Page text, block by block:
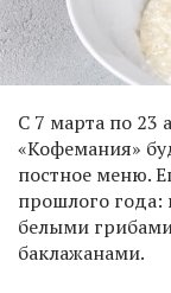
С 7 марта по 23
«Кофемания»
постное меню.
прошлого года:
белыми
баклажанами.